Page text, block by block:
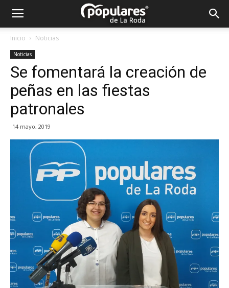
Partido
Popular
Roda
Inicio Noticias
Noticias
Se fomentará la creación de
peñas en las fiestas
patronales
14 mayo, 2019